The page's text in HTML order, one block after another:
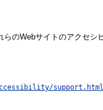
のWebサイトのアクセシ
support.html